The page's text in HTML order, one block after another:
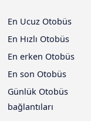
En Ucuz Otobüs
En Hızlı Otobüs
En erken Otobüs
En son Otobüs
Günlük Otobüs
bağlantıları